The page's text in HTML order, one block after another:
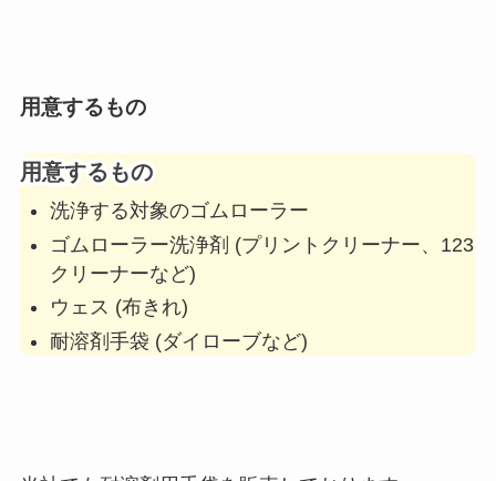
用意するもの
用意するもの
洗浄する対象のゴムローラー
ゴムローラー洗浄剤 (プリントクリーナー、123
クリーナーなど)
ウェス (布きれ)
耐溶剤手袋 (ダイローブなど)